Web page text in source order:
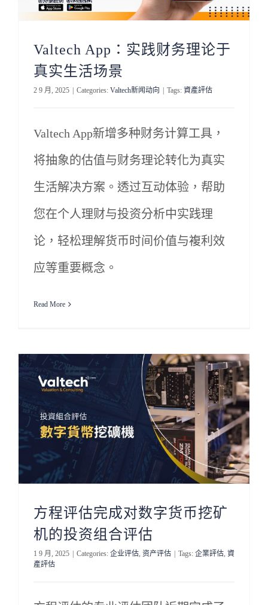
Valtech App：实践财务理论于
真实生活场景
2 9 月, 2025 Categories: Valtech新闻动向 Tags: 資產評估
Valtech App新增多种财务计算工具，
将抽象的估值与财务理论转化为真实
生活解决方案。透过互动体验，帮助
您在个人理财与投资分析中实践理
论，轻松理解货币时间价值与複利效
应等重要概念。
Read More
方程评估完成对数字货币挖矿
机的投资组合评估
1 9 月, 2025 Categories: 企业评估, 资产评估 Tags: 企業評估, 資
產評估